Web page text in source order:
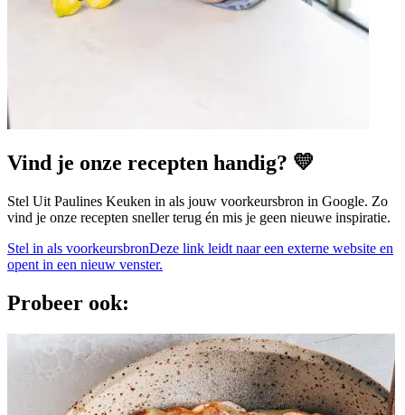
Vind je onze recepten handig? 💛
Stel Uit Paulines Keuken in als jouw voorkeursbron in Google. Zo
vind je onze recepten sneller terug én mis je geen nieuwe inspiratie.
Stel in als voorkeursbronDeze link leidt naar een externe website en
opent in een nieuw venster.
Probeer ook: